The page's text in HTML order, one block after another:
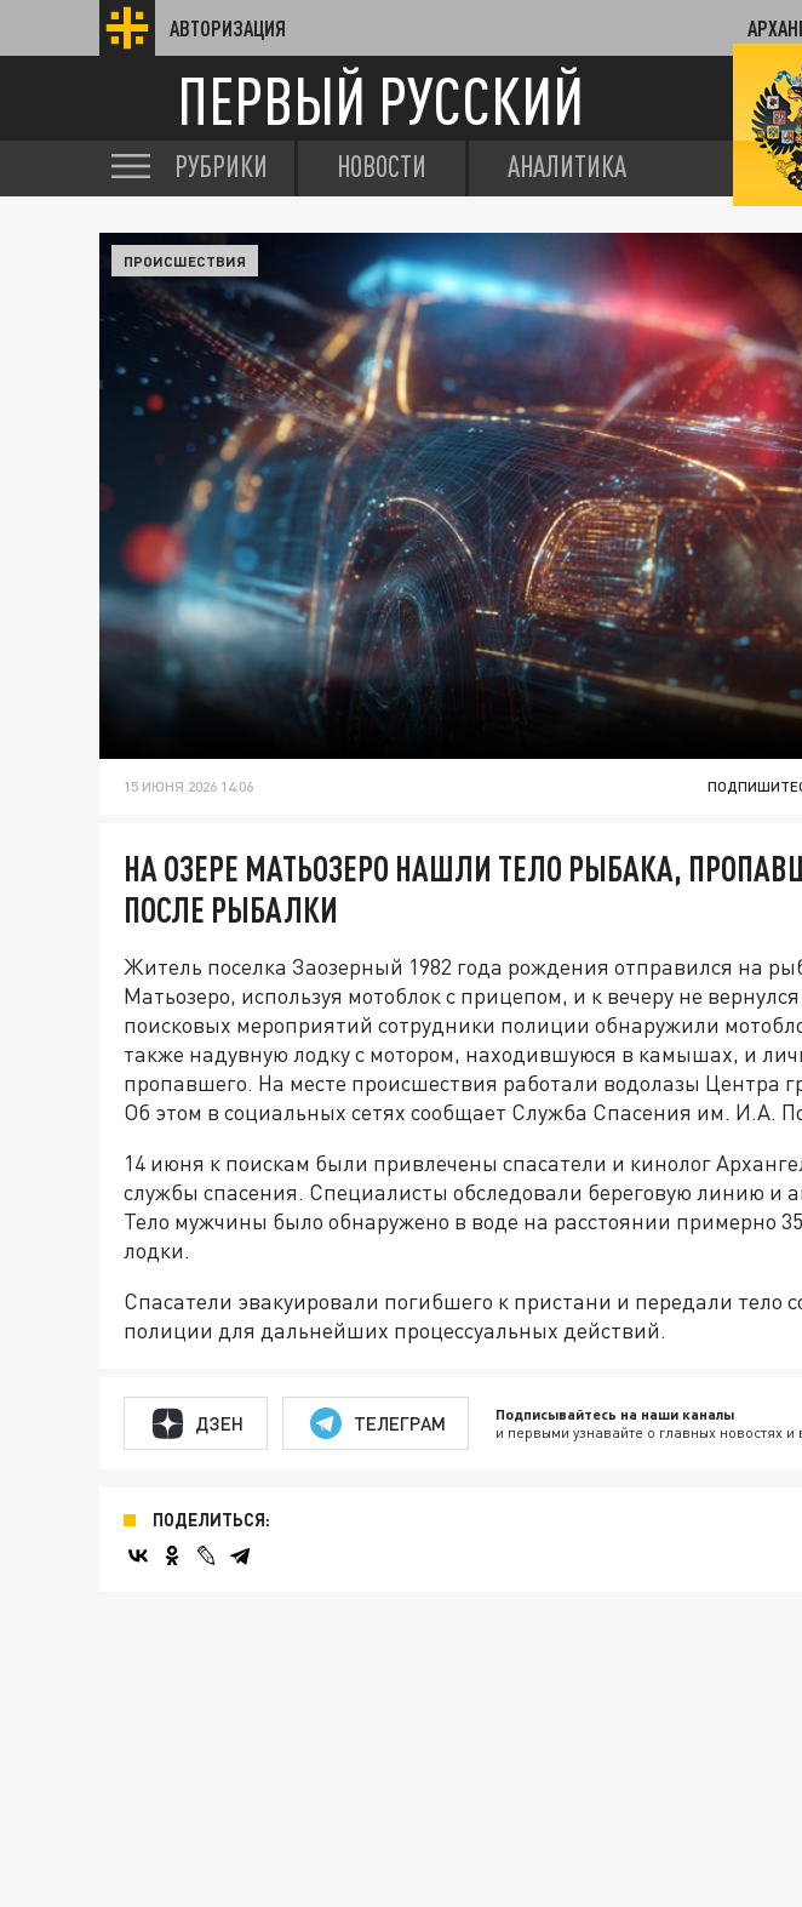
АВТОРИЗАЦИЯ
ПЕРВЫЙ РУССКИЙ
РУБРИКИ НОВОСТИ АНАЛИТИКА
ПРОИСШЕСТВИЯ
15 ИЮНЯ 2026 14:06
НА ОЗЕРЕ МАТЬОЗЕРО НАШЛИ ТЕЛО РЫБАКА,
ПОСЛЕ РЫБАЛКИ
Житель поселка Заозерный 1982 года рождения отправился на
Матьозеро, используя мотоблок с прицепом, и к вечеру не
поисковых мероприятий сотрудники полиции обнаружили
также надувную лодку с мотором, находившуюся в камышах, и
пропавшего. На месте происшествия работали водолазы Центра
Об этом в социальных сетях сообщает Служба Спасения им. И.А.
14 июня к поискам были привлечены спасатели и кинолог
службы спасения. Специалисты обследовали береговую линию и
Тело мужчины было обнаружено в воде на расстоянии примерно
лодки.
Спасатели эвакуировали погибшего к пристани и передали тело
полиции для дальнейших процессуальных действий.
ДЗЕН ТЕЛЕГРАМ Подписывайтесь на наши каналы
и первыми узнавайте о главных новостях
ПОДЕЛИТЬСЯ: